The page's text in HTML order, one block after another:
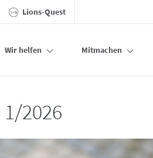
Lions-Quest
Wir helfen Mitmachen
2026